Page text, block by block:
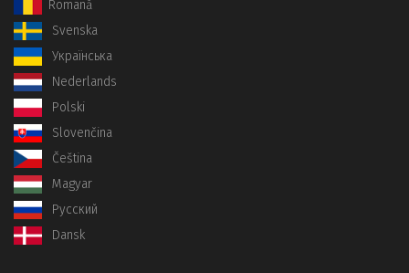
Română
Svenska
Українська
Nederlands
Polski
Slovenčina
Čeština
Magyar
Русский
Dansk